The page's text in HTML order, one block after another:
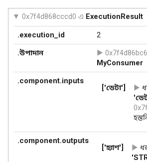
0x7f4d868cccd0 এ ExecutionResult
.execution_id
2
.উপাদান
MyConsumer
.component.inputs
['ডেটা']
.component.outputs
['হ্যাশ']